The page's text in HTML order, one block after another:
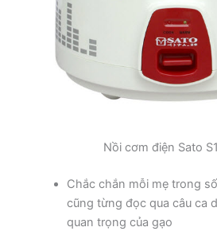
Nồi cơm điện Sato
Chắc chắn mỗi mẹ trong
cũng từng đọc qua câu ca
quan trọng của gạo